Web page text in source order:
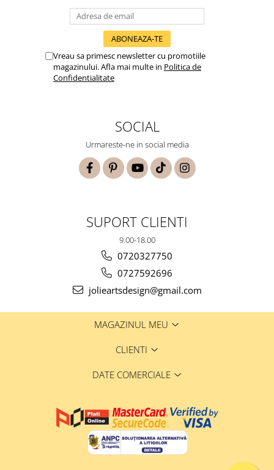
Vreau sa primesc newsletter cu promotiile
magazinului. Afla mai multe in Politica de
Confidentialitate
SOCIAL
Urmareste-ne in social media
SUPORT CLIENTI
9.00-18.00
0720327750
0727592696
jolieartsdesign@gmail.com
MAGAZINUL MEU
CLIENTI
DATE COMERCIALE